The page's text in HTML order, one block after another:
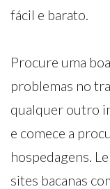
fácil e barato.
Procure uma
problemas no
qualquer outro
e comece a
hospedagens.
sites bacanas